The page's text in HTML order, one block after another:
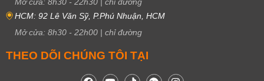
HCM: 92 Lê Văn Sỹ, P.Phú Nhuận, HCM
Mở cửa: 8h30 - 22h00 | chỉ đường
THEO DÕI CHÚNG TÔI TẠI